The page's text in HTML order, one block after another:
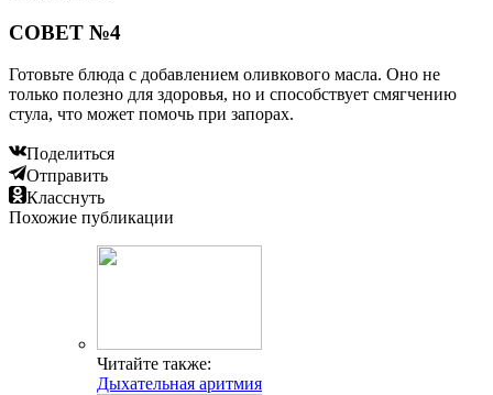
СОВЕТ №4
Готовьте блюда с добавлением оливкового масла. Оно не
только полезно для здоровья, но и способствует смягчению
стула, что может помочь при запорах.
Поделиться
Отправить
Класснуть
Похожие публикации
Читайте также:
Дыхательная аритмия